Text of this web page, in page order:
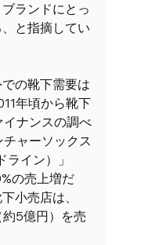
ランドにとっ
と指摘してい
の靴下需要は
年頃から靴下
ナンスの調べ
ャーソックス
イン）」
の売上増だ
小売店は、
5億円）を売